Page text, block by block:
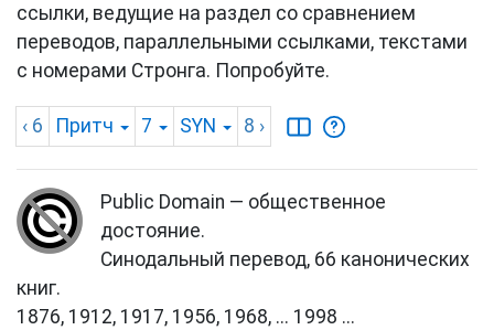
ссылки, ведущие на раздел со сравнением
переводов, параллельными ссылками, текстами
с номерами Стронга. Попробуйте.
‹ 6 Притч 7 SYN 8 ›
Public Domain — общественное
достояние.
Синодальный перевод, 66 канонических
книг.
1876, 1912, 1917, 1956, 1968, ... 1998 ...